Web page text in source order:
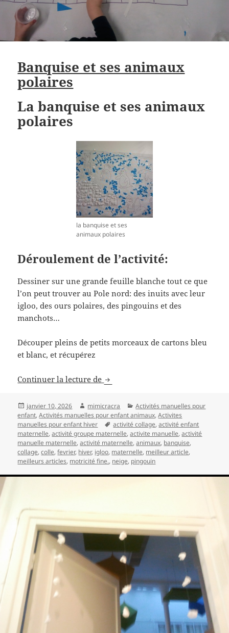
Banquise et ses animaux
polaires
La banquise et ses animaux
polaires
la banquise et ses
animaux polaires
Déroulement de l’activité:
Dessiner sur une grande feuille blanche tout ce que
l’on peut trouver au Pole nord: des inuits avec leur
igloo, des ours polaires, des pingouins et des
manchots…
Découper pleins de petits morceaux de cartons bleu
et blanc, et récupérez
Continuer la lecture de Banquise et ses animaux polaires
Publié
le
janvier 10, 2026 Auteur
mimicracra Catégories
Activités manuelles pour
enfant,Activités manuelles pour enfant animaux,Activites
manuelles pour enfant hiver
Mots-
clés
activité collage,activité enfant
maternelle,activité groupe maternelle,activite manuelle,activité
manuelle maternelle,activité maternelle,animaux, banquise,
collage,colle,fevrier, hiver, igloo, maternelle, meilleur article,
meilleurs articles, motricité fine., neige, pingouin